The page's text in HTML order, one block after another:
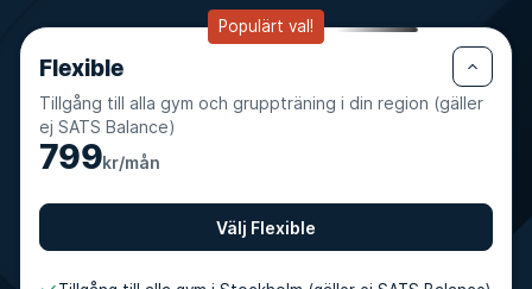
Populärt val!
Flexible
Tillgång till alla gym och gruppträning i din region (gäller
ej SATS Balance)
799kr/mån
Välj Flexible